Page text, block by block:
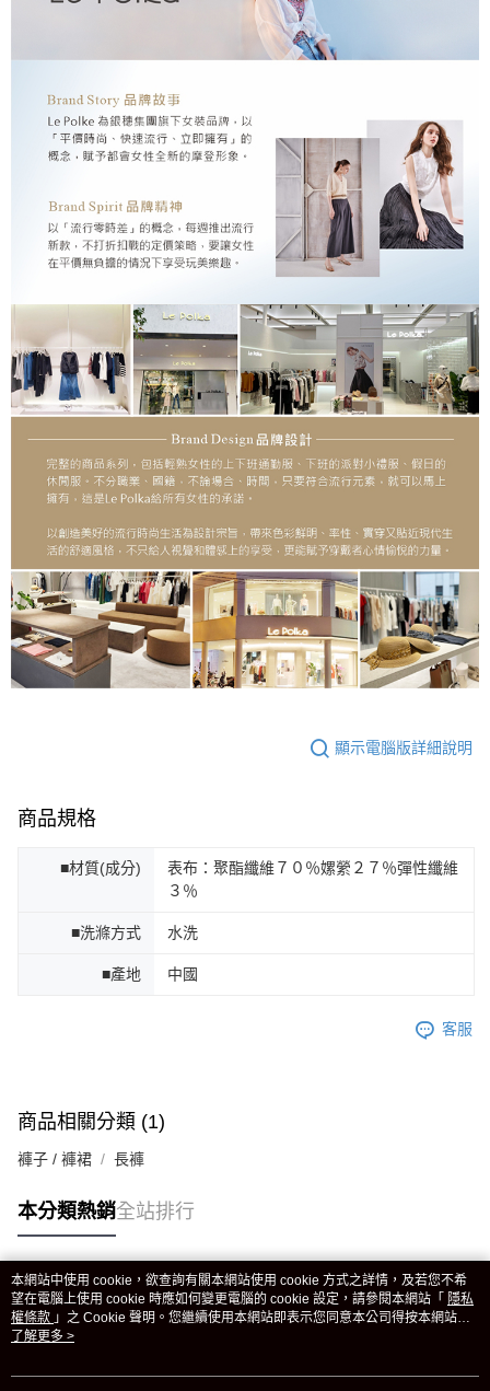
顯示電腦版詳細說明
商品規格
■材質(成分)
表布：聚酯纖維７０％嫘縈２７％彈性纖維
３％
■洗滌方式 水洗
■產地 中國
客服
商品相關分類 (1)
褲子 / 褲裙 長褲
本分類熱銷全站排行
熱門標籤
本網站中使用 cookie，欲查詢有關本網站使用 cookie 方式之詳情，及若您不希
望在電腦上使用 cookie 時應如何變更電腦的 cookie 設定，請參閱本網站「 隱私
權條款 」之 Cookie 聲明。您繼續使用本網站即表示您同意本公司得按本網站使
用條款之 Cookie 聲明使用 cookie。
了解更多 >